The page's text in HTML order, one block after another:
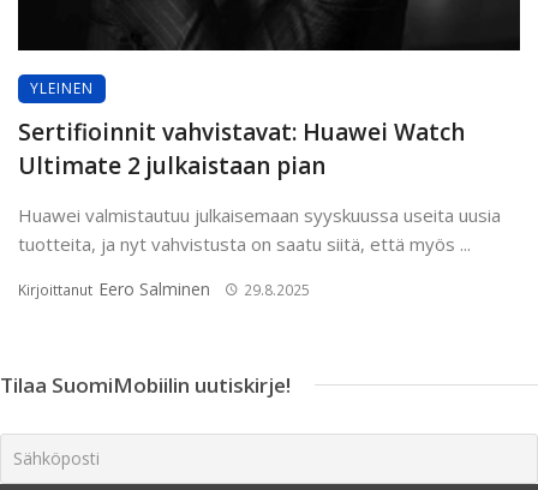
YLEINEN
Sertifioinnit vahvistavat: Huawei Watch
Ultimate 2 julkaistaan pian
Huawei valmistautuu julkaisemaan syyskuussa useita uusia
tuotteita, ja nyt vahvistusta on saatu siitä, että myös ...
Kirjoittanut Eero Salminen 29.8.2025
Tilaa SuomiMobiilin uutiskirje!